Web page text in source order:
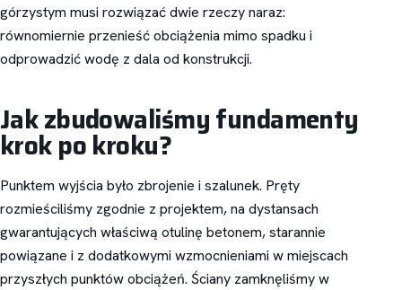
górzystym musi rozwiązać dwie rzeczy naraz:
równomiernie przenieść obciążenia mimo spadku i
odprowadzić wodę z dala od konstrukcji.
Jak zbudowaliśmy fundamenty
krok po kroku?
Punktem wyjścia było zbrojenie i szalunek. Pręty
rozmieściliśmy zgodnie z projektem, na dystansach
gwarantujących właściwą otulinę betonem, starannie
powiązane i z dodatkowymi wzmocnieniami w miejscach
przyszłych punktów obciążeń. Ściany zamknęliśmy w